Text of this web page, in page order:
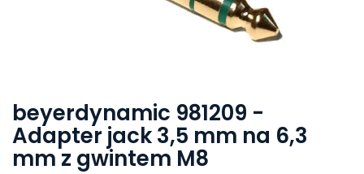
beyerdynamic 981209 -
Adapter jack 3,5 mm na 6,3
mm z gwintem M8